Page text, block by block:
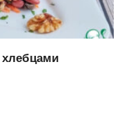
хлебцами